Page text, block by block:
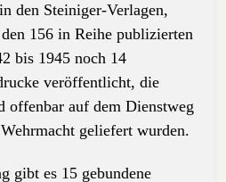
den Steiniger-Verlagen,
156 in Reihe publizierten
bis 1945 noch 14
veröffentlicht, die
offenbar auf dem Dienstweg
geliefert wurden.
gibt es 15 gebundene